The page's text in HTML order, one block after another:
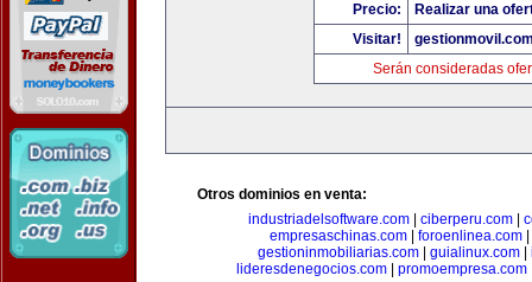
Precio:
Realizar una
Visitar!
Serán consideradas
Otros dominios en venta:
industriadelsoftware.com| ciberperu.com|
empresaschinas.com| foroenlinea.com|
gestioninmobiliarias.com| guialinux.com|
lideresdenegocios.com
promoempresa.com